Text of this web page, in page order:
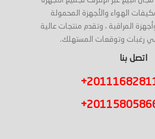
الهواء والأجهزة المحمولة
وأجهزة المراقبة ، وتقدم منتجات عالية
رغبات وتوقعات المستهلك.
اتصل بنا